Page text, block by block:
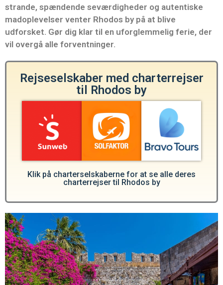
strande, spændende seværdigheder og autentiske
madoplevelser venter Rhodos by på at blive
udforsket. Gør dig klar til en uforglemmelig ferie, der
vil overgå alle forventninger.
Rejseselskaber med charterrejser
til Rhodos by
Klik på charterselskaberne for at se alle deres
charterrejser til Rhodos by